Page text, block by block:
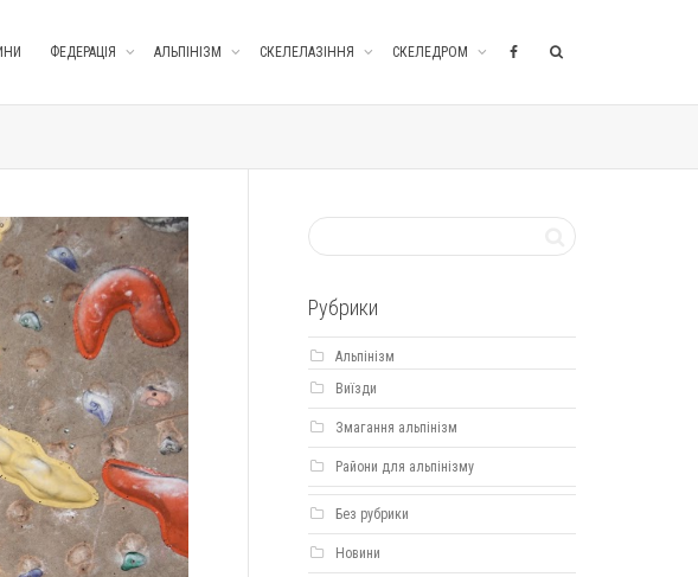
ФЕДЕРАЦІЯ АЛЬПІНІЗМ СКЕЛЕЛАЗІННЯ СКЕЛЕДРОМ
Рубрики
Альпінізм
Виїзди
Змагання альпінізм
Райони для альпінізму
Без рубрики
Новини